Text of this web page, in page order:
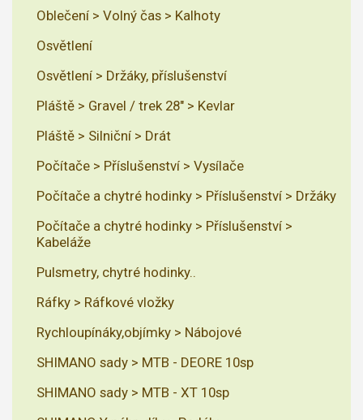
Oblečení > Volný čas > Kalhoty
Osvětlení
Osvětlení > Držáky, příslušenství
Pláště > Gravel / trek 28" > Kevlar
Pláště > Silniční > Drát
Počítače > Příslušenství > Vysílače
Počítače a chytré hodinky > Příslušenství > Držáky
Počítače a chytré hodinky > Příslušenství >
Kabeláže
Pulsmetry, chytré hodinky..
Ráfky > Ráfkové vložky
Rychloupínáky,objímky > Nábojové
SHIMANO sady > MTB - DEORE 10sp
SHIMANO sady > MTB - XT 10sp